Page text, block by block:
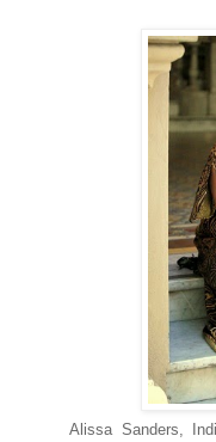
Alissa Sanders,